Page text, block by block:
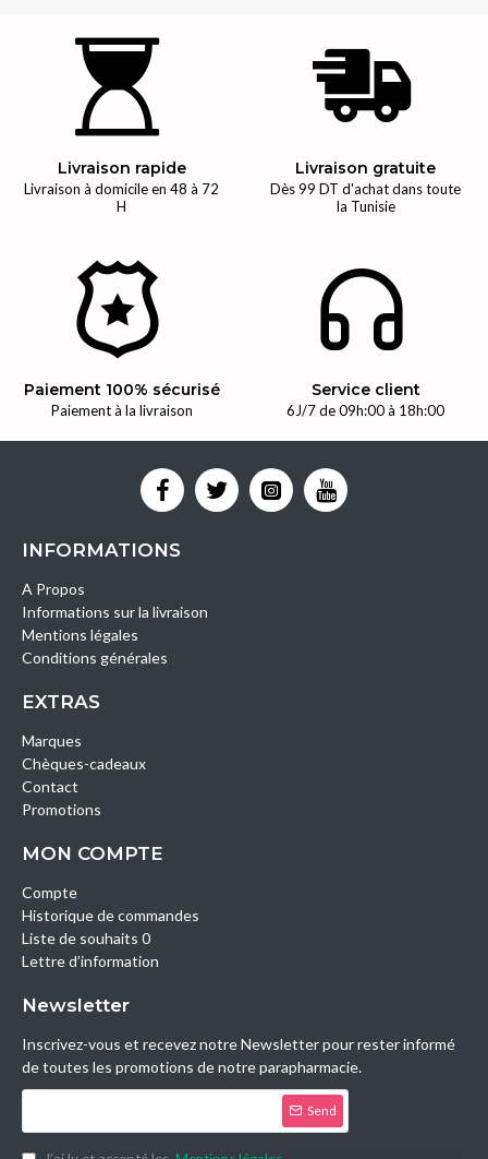
Livraison rapide
Livraison à domicile en 48 à 72
H
Livraison gratuite
Dès 99 DT d'achat dans toute
la Tunisie
Paiement 100% sécurisé
Paiement à la livraison
Service client
6J/7 de 09h:00 à 18h:00
INFORMATIONS
A Propos
Informations sur la livraison
Mentions légales
Conditions générales
EXTRAS
Marques
Chèques-cadeaux
Contact
Promotions
MON COMPTE
Compte
Historique de commandes
Liste de souhaits 0
Lettre d’information
Newsletter
Inscrivez-vous et recevez notre Newsletter pour rester informé
de toutes les promotions de notre parapharmacie.
Send